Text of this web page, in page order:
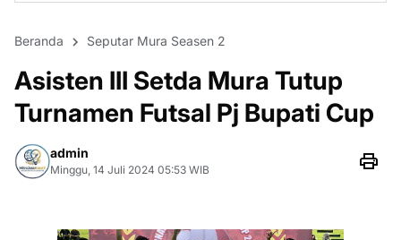
Beranda Seputar Mura Seasen 2
Asisten III Setda Mura Tutup
Turnamen Futsal Pj Bupati Cup
admin
Minggu, 14 Juli 2024 05:53 WIB